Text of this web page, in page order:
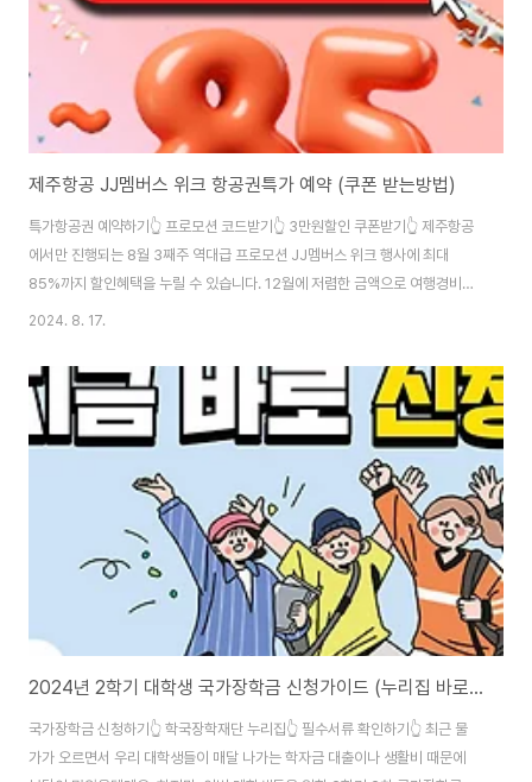
제주항공 JJ멤버스 위크 항공권특가 예약 (쿠폰 받는방법)
특가항공권 예약하기👆 프로모션 코드받기👆 3만원할인 쿠폰받기👆 제주항공
에서만 진행되는 8월 3째주 역대급 프로모션 JJ멤버스 위크 행사에 최대
85%까지 할인혜택을 누릴 수 있습니다. 12월에 저렴한 금액으로 여행경비를
확 낮추고 싶다면, 미리 3만원 할인쿠폰과 프로모션 코드까지 받으시면 되는데
소식이 줄곧 올라오고 있습니다. 이에 접속량이 많아 서버에 접속이 안되는 경
우도 많으니 지금 당장 쿠폰부터 미리 받아주시는 것을 서둘러주세요!
2024. 8. 17.
2024년 2학기 대학생 국가장학금 신청가이드 (누리집 바로가기)
국가장학금 신청하기👆 학국장학재단 누리집👆 필수서류 확인하기👆 최근 물
가가 오르면서 우리 대학생들이 매달 나가는 학자금 대출이나 생활비 때문에